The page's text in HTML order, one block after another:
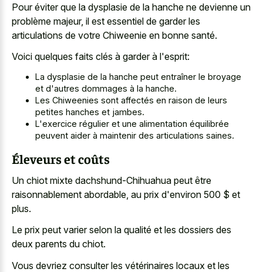
Pour éviter que la dysplasie de la hanche ne devienne un
problème majeur, il est essentiel de garder les
articulations de votre Chiweenie en bonne santé.
Voici quelques faits clés à garder à l'esprit:
La dysplasie de la hanche peut entraîner le broyage
et d'autres dommages à la hanche.
Les Chiweenies sont affectés en raison de leurs
petites hanches et jambes.
L'exercice régulier et une alimentation équilibrée
peuvent aider à maintenir des articulations saines.
Éleveurs et coûts
Un chiot mixte dachshund-Chihuahua peut être
raisonnablement abordable, au prix d'environ 500 $ et
plus.
Le prix peut varier selon la qualité et les dossiers des
deux parents du chiot.
Vous devriez consulter les vétérinaires locaux et les